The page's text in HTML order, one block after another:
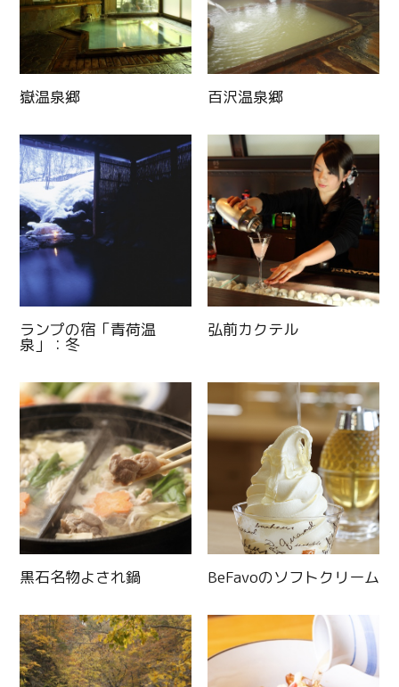
嶽温泉郷 百沢温泉郷
ランプの宿「青荷温
泉」：冬
弘前カクテル
黒石名物よされ鍋 BeFavoのソフトクリーム
Twitter
Line
Copy URL